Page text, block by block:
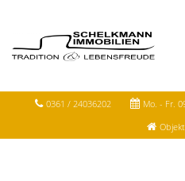
0361 / 24036202 Mo. - Fr.